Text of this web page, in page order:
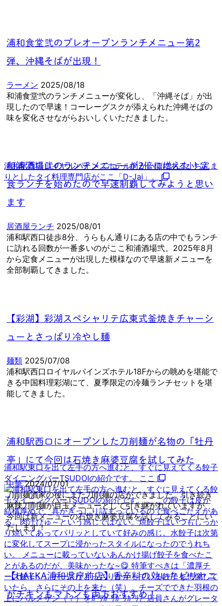
浦和駅西口ロイヤルパインズホテル向かい側にある小ぢんま
りとしたタイ料理専門店がここ「D-Jai」。
浦和駅東口を出て左手の方へ進むと、すぐに見えてくる餃子
ダイニングバーTSUDOIの紹介です。 ここ
浦和食堂弐のプレオープンランチメニュー第2
弾、沖縄そばが出現！
ラーメン 2025/08/18
和浦食堂弐のランチメニューが変化し、「沖縄そば」が出
現したので早速！コーレーグスクが添えられた沖縄そばの
味を変化させながらおいしくいただきました。
和浦酒場弐のランチメニューが2倍に増えた！定
食ランチを始めたので早速制覇してみようと思い
ます
居酒屋ランチ 2025/08/01
浦和駅西口徒歩8分、うらもん通りにある店の中でもランチ
に訪れる回数が一番多いのがここ和浦酒場弐。2025年8月
から定食メニューが出現した模様なので早速新メニューを
全部制覇してきました。
【彩湖】彩湖スペシャリテ広東式釜焼きチャーシ
ューとさっぱり冷やし麺
麺類 2025/07/08
浦和駅西口ロイヤルパインズホテル18Fからの眺めを堪能で
きる中国料理彩湖にて、夏季限定の冷麺ランチセットを堪
能してきました。
浦和駅西口にオープンした刀削麺が名物の「牡丹
亭」にて今回は石焼き麻婆豆腐を試してみた
中華 2024/07/01
刀削麺酒家の後にまた刀削麺の店ができました。引き続き
麻辣刀削麺が目玉メニューとして引き継がれていますが、
今回は新メニューの石焼き麻婆豆腐を試してみることにい
たします！
【HALKA浦和県庁前店】香辛料の効いたビリヤニ
がチキンもマトンも両方おすすめ！